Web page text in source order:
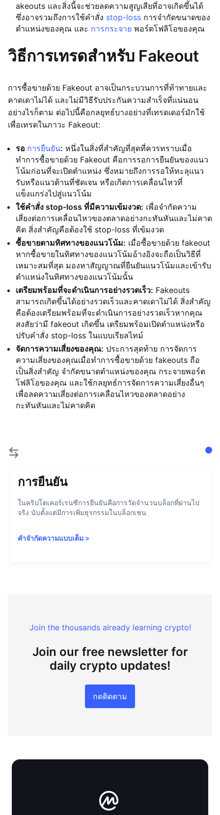
akeouts และสิ่งนี้จะช่วยลดความสูญเสียที่อาจเกิดขึ้นได้
ซึ่งอาจรวมถึงการใช้คำสั่ง stop-loss การจำกัดขนาดของ
ตำแหน่งของคุณ และ การกระจาย พอร์ตโฟลิโอของคุณ
วิธีการเทรดสำหรับ Fakeout
การซื้อขายด้วย Fakeout อาจเป็นกระบวนการที่ท้าทายและ
คาดเดาไม่ได้ และไม่มีวิธีรับประกันความสำเร็จที่แน่นอน
อย่างไรก็ตาม ต่อไปนี้คือกลยุทธ์บางอย่างที่เทรดเดอร์มักใช้
เพื่อเทรดในภาวะ Fakeout:
รอ การยืนยัน: หนึ่งในสิ่งที่สำคัญที่สุดที่ควรทราบเมื่อ
ทำการซื้อขายด้วย Fakeout คือการรอการยืนยันของแนว
โน้มก่อนที่จะเปิดตำแหน่ง ซึ่งหมายถึงการรอให้ทะลุแนว
รับหรือแนวต้านที่ชัดเจน หรือเกิดการเคลื่อนไหวที่
แข็งแกร่งไปสู่แนวโน้ม
ใช้คำสั่ง stop-loss ที่มีความเข้มงวด: เพื่อจำกัดความ
เสี่ยงต่อการเคลื่อนไหวของตลาดอย่างกะทันหันและไม่คาด
คิด สิ่งสำคัญคือต้องใช้ stop-loss ที่เข้มงวด
ซื้อขายตามทิศทางของแนวโน้ม: เมื่อซื้อขายด้วย fakeout
หากซื้อขายในทิศทางของแนวโน้มอ้างอิงจะถือเป็นวิธีที่
เหมาะสมที่สุด มองหาสัญญาณที่ยืนยันแนวโน้มและเข้ารับ
ตำแหน่งในทิศทางของแนวโน้มนั้น
เตรียมพร้อมที่จะดำเนินการอย่างรวดเร็ว: Fakeouts
สามารถเกิดขึ้นได้อย่างรวดเร็วและคาดเดาไม่ได้ สิ่งสำคัญ
คือต้องเตรียมพร้อมที่จะดำเนินการอย่างรวดเร็วหากคุณ
สงสัยว่ามี fakeout เกิดขึ้น เตรียมพร้อมเปิดตำแหน่งหรือ
ปรับคำสั่ง stop-loss ในแบบเรียลไทม์
จัดการความเสี่ยงของคุณ: ประการสุดท้าย การจัดการ
ความเสี่ยงของคุณเมื่อทำการซื้อขายด้วย fakeouts ถือ
เป็นสิ่งสำคัญ จำกัดขนาดตำแหน่งของคุณ กระจายพอร์ต
โฟลิโอของคุณ และใช้กลยุทธ์การจัดการความเสี่ยงอื่นๆ
เพื่อลดความเสี่ยงต่อการเคลื่อนไหวของตลาดอย่าง
กะทันหันและไม่คาดคิด
การยืนยัน
ในคริปโตเคอร์เรนซีการยืนยันคือการวัดจำนวนบล็อกที่ผ่านไป
จริง นับตั้งแต่มีการเพิ่มธุรกรรมในบล็อกเชน
คำจำกัดความแบบเต็ม >
Join the thousands already learning crypto!
Join our free newsletter for
daily crypto updates!
กดติดตาม